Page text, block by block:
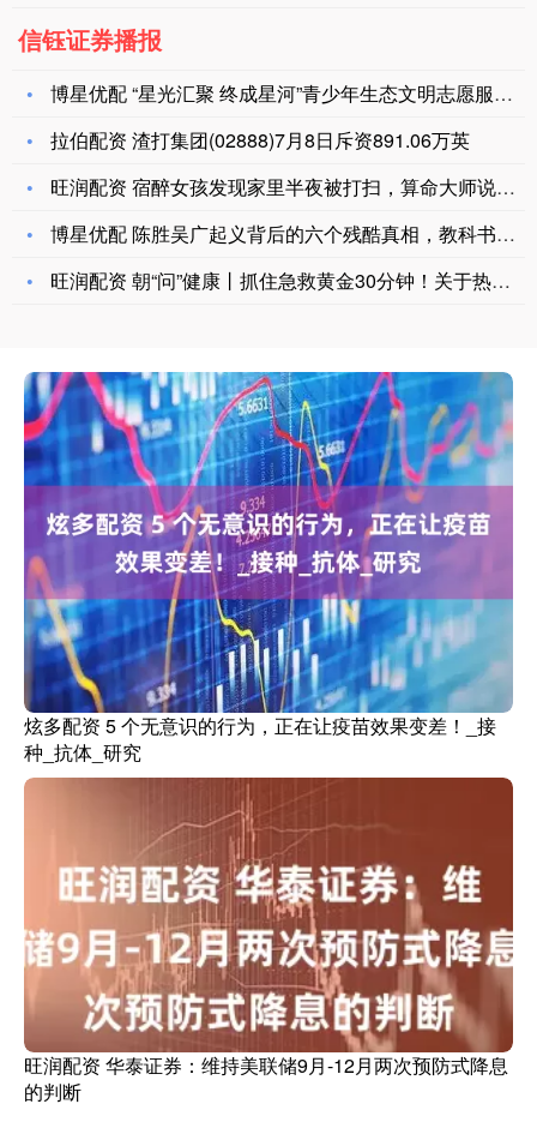
信钰证券播报
博星优配 “星光汇聚 终成星河”青少年生态文明志愿服务项目荣
拉伯配资 渣打集团(02888)7月8日斥资891.06万英
旺润配资 宿醉女孩发现家里半夜被打扫，算命大师说：你是不是有
博星优配 陈胜吴广起义背后的六个残酷真相，教科书不会告诉你的
旺润配资 朝“问”健康丨抓住急救黄金30分钟！关于热射病这些
炫多配资 5 个无意识的行为，正在让疫苗效果变差！_接
种_抗体_研究
旺润配资 华泰证券：维持美联储9月-12月两次预防式降息
的判断